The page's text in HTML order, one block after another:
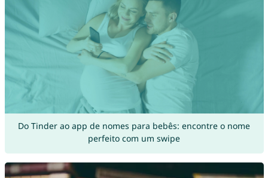
Do Tinder ao app de nomes para bebês: encontre o nome
perfeito com um swipe